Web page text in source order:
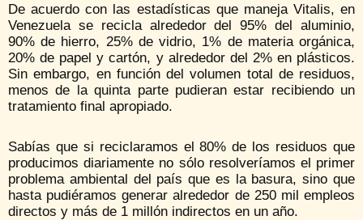
De acuerdo con las estadísticas que maneja Vitalis, en
Venezuela se recicla alrededor del 95% del aluminio,
90% de hierro, 25% de vidrio, 1% de materia orgánica,
20% de papel y cartón, y alrededor del 2% en plásticos.
Sin embargo, en función del volumen total de residuos,
menos de la quinta parte pudieran estar recibiendo un
tratamiento final apropiado.
Sabías que si reciclaramos el 80% de los residuos que
producimos diariamente no sólo resolveríamos el primer
problema ambiental del país que es la basura, sino que
hasta pudiéramos generar alrededor de 250 mil empleos
directos y más de 1 millón indirectos en un año.